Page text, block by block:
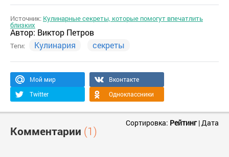
Источник: Кулинарные секреты, которые помогут впечатлить
близких
Автор: Виктор Петров
Теги: Кулинария секреты
Мой мир
Вконтакте
Twitter
Одноклассники
Комментарии (1)
Сортировка: Рейтинг| Дата